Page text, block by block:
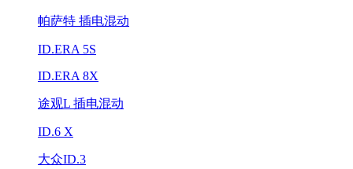
帕萨特 插电混动
ID.ERA 5S
ID.ERA 8X
途观L 插电混动
ID.6 X
大众ID.3